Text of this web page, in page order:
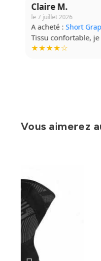
Claire M.
le 7 juillet 2026
A acheté :Short
Tissu confortable, je
★★★★☆
Vous aimerez